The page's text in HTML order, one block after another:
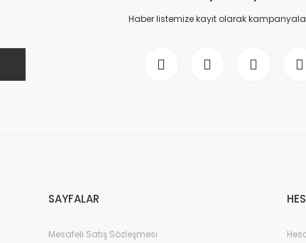
Haber listemize kayıt olarak
SAYFALAR
Mesafeli Satış Sözleşmesi